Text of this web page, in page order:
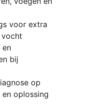
voor extra
vocht
en
bij
op
oplossing